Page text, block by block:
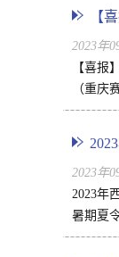
【
2023年
【喜报
（重庆
2023年
2023年
暑期夏